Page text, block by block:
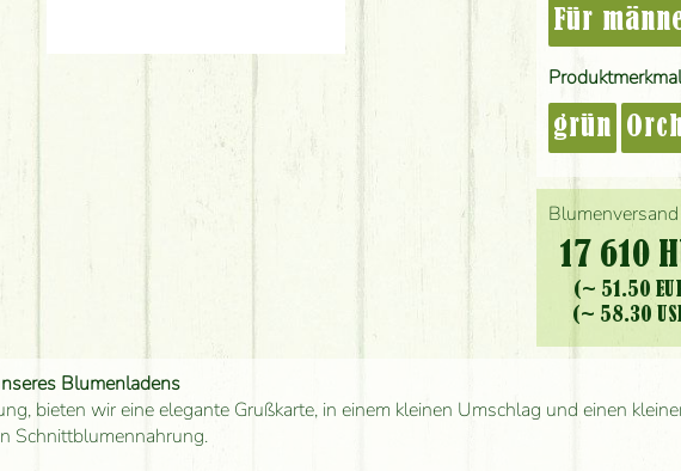
17 610
(~ 51.50
(~ 58.30
Für
grün
Blumenladens
bieten wir eine elegante Grußkarte, in einem kleinen Umschlag und einen
Schnittblumennahrung.